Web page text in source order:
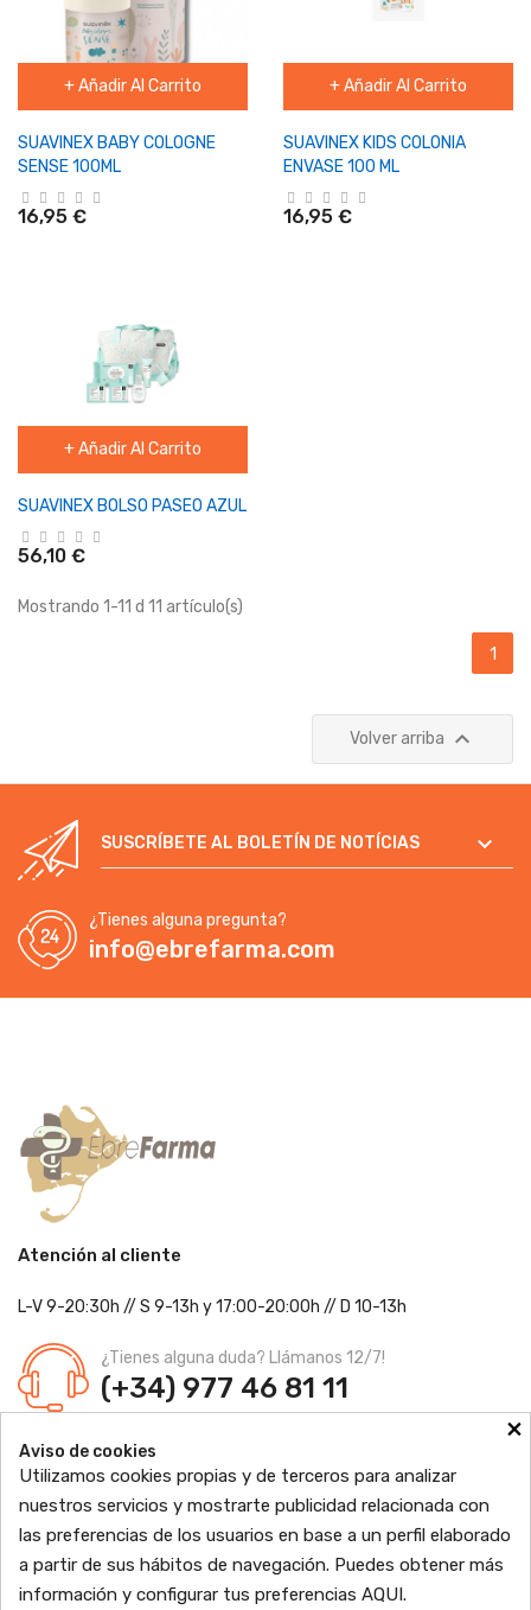
+ Añadir Al Carrito
SUAVINEX BABY COLOGNE
SENSE 100ML
16,95 €
+ Añadir Al Carrito
SUAVINEX KIDS COLONIA
ENVASE 100 ML
16,95 €
+ Añadir Al Carrito
SUAVINEX BOLSO PASEO AZUL
56,10 €
Mostrando 1-11 d 11 artículo(s)
1
Volver arriba 
SUSCRÍBETE AL BOLETÍN DE NOTÍCIAS 
¿Tienes alguna pregunta?
info@ebrefarma.com
Atención al cliente
L-V 9-20:30h // S 9-13h y 17:00-20:00h // D 10-13h
¿Tienes alguna duda? Llámanos 12/7!
(+34) 977 46 81 11
Farmacia Jordi Blanch
C/ Major, 1 - 43877
Ldo. Jordi Blanch Pastor
Nº de Colegiado: 870
Nº Autorización: F4300109
PRODUCTOS

INFORMACIÓN
×
Aviso de cookies
Utilizamos cookies propias y de terceros para analizar
nuestros servicios y mostrarte publicidad relacionada con
las preferencias de los usuarios en base a un perfil elaborado
a partir de sus hábitos de navegación. Puedes obtener más
información y configurar tus preferencias AQUI.